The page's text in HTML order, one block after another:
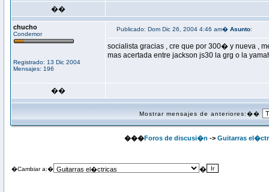
��
chucho
Condemor
Registrado: 13 Dic 2004
Mensajes: 196
Publicado: Dom Dic 26, 2004 4:46 am� Asunto:
socialista gracias , cre que por 300� y nueva ,
mas acertada entre jackson js30 la grg o la
��
Mostrar mensajes de anteriores:��
���Foros de discusi�n -> Guitarras
�Cambiar a:� �